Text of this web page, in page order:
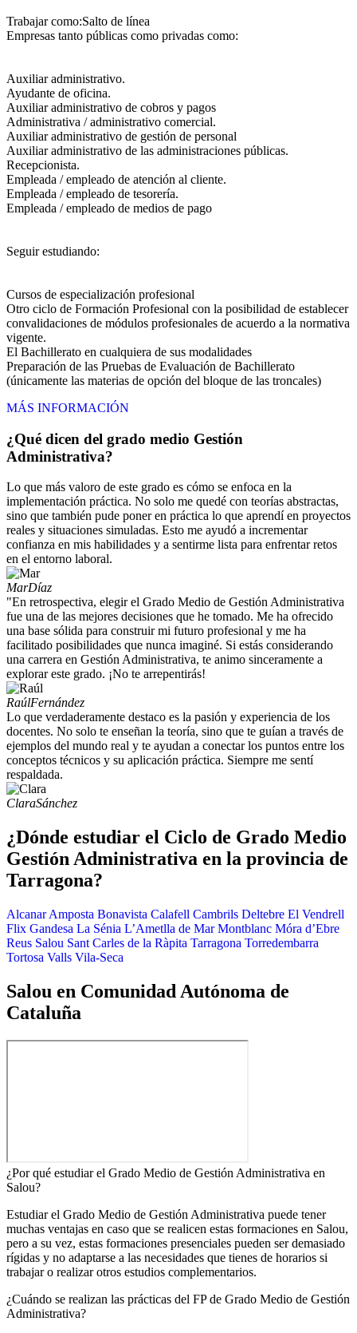
Trabajar como:Salto de línea
Empresas tanto públicas como privadas como:
Auxiliar administrativo.
Ayudante de oficina.
Auxiliar administrativo de cobros y pagos
Administrativa / administrativo comercial.
Auxiliar administrativo de gestión de personal
Auxiliar administrativo de las administraciones públicas.
Recepcionista.
Empleada / empleado de atención al cliente.
Empleada / empleado de tesorería.
Empleada / empleado de medios de pago
Seguir estudiando:
Cursos de especialización profesional
Otro ciclo de Formación Profesional con la posibilidad de establecer
convalidaciones de módulos profesionales de acuerdo a la normativa
vigente.
El Bachillerato en cualquiera de sus modalidades
Preparación de las Pruebas de Evaluación de Bachillerato
(únicamente las materias de opción del bloque de las troncales)
MÁS INFORMACIÓN
¿Qué dicen del grado medio Gestión
Administrativa?
Lo que más valoro de este grado es cómo se enfoca en la
implementación práctica. No solo me quedé con teorías abstractas,
sino que también pude poner en práctica lo que aprendí en proyectos
reales y situaciones simuladas. Esto me ayudó a incrementar
confianza en mis habilidades y a sentirme lista para enfrentar retos
en el entorno laboral.
MarDíaz
"En retrospectiva, elegir el Grado Medio de Gestión Administrativa
fue una de las mejores decisiones que he tomado. Me ha ofrecido
una base sólida para construir mi futuro profesional y me ha
facilitado posibilidades que nunca imaginé. Si estás considerando
una carrera en Gestión Administrativa, te animo sinceramente a
explorar este grado. ¡No te arrepentirás!
RaúlFernández
Lo que verdaderamente destaco es la pasión y experiencia de los
docentes. No solo te enseñan la teoría, sino que te guían a través de
ejemplos del mundo real y te ayudan a conectar los puntos entre los
conceptos técnicos y su aplicación práctica. Siempre me sentí
respaldada.
ClaraSánchez
¿Dónde estudiar el Ciclo de Grado Medio
Gestión Administrativa en la provincia de
Tarragona?
Alcanar Amposta Bonavista Calafell Cambrils Deltebre El Vendrell
Flix Gandesa La Sénia L’Ametlla de Mar Montblanc Móra d’Ebre
Reus Salou Sant Carles de la Ràpita Tarragona Torredembarra
Tortosa Valls Vila-Seca
Salou en Comunidad Autónoma de
Cataluña
¿Por qué estudiar el Grado Medio de Gestión Administrativa en
Salou?
Estudiar el Grado Medio de Gestión Administrativa puede tener
muchas ventajas en caso que se realicen estas formaciones en Salou,
pero a su vez, estas formaciones presenciales pueden ser demasiado
rígidas y no adaptarse a las necesidades que tienes de horarios si
trabajar o realizar otros estudios complementarios.
¿Cuándo se realizan las prácticas del FP de Grado Medio de Gestión
Administrativa?​